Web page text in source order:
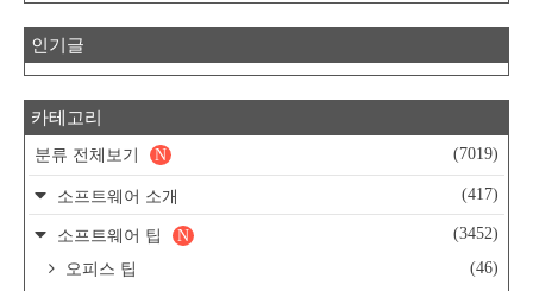
인기글
카테고리
분류 전체보기 (7019)
N
소프트웨어 소개 (417)
소프트웨어 팁 (3452)
N
오피스 팁
(46)